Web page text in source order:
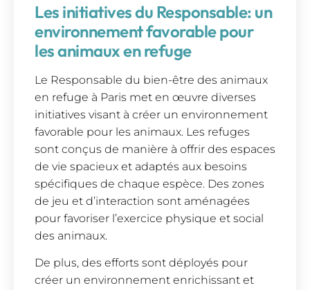
Les initiatives du Responsable: un
environnement favorable pour
les animaux en refuge
Le Responsable du bien-être des animaux
en refuge à Paris met en œuvre diverses
initiatives visant à créer un environnement
favorable pour les animaux. Les refuges
sont conçus de manière à offrir des espaces
de vie spacieux et adaptés aux besoins
spécifiques de chaque espèce. Des zones
de jeu et d’interaction sont aménagées
pour favoriser l’exercice physique et social
des animaux.
De plus, des efforts sont déployés pour
créer un environnement enrichissant et